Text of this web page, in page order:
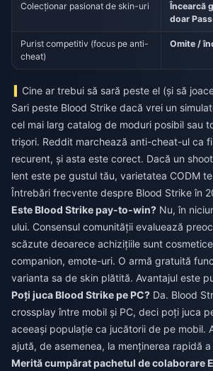
Colecționar pasionat de skin-uri
Încearcă
doar
Purist competitiv (focus pe anti-
cheat)
Omite /
Cine ar trebui să sară peste el (și să
Sari peste Blood Strike dacă vrei un
cel mai larg catalog de moduri posibil sau
trișori. Reddit marchează anti-cheat-ul ca
recurent, și asta este corect. Dacă un
lent este pe gustul tău, varietatea CODM
Întrebări frecvente despre Blood Strike în
Este Blood Strike pay-to-win? Nu, în
ului. Consensul comunității evaluează
scăzute deoarece achizițiile sunt
companion, emote-uri. O armă gratuită
varianta sa de skin plătită. Avantajul este
Poți juca Blood Strike pe PC? Da. Blood
crossplay între mobil și PC, deci poți juca
aceeași populație ca jucătorii de pe mobil.
ajută, de asemenea, la menținerea rapidă
Merită cumpărat pachetul de colaborare